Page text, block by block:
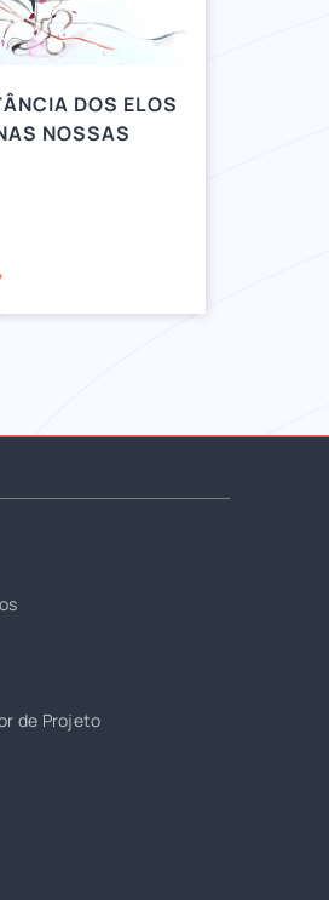
DOS ELOS
NOSSAS
de Projeto